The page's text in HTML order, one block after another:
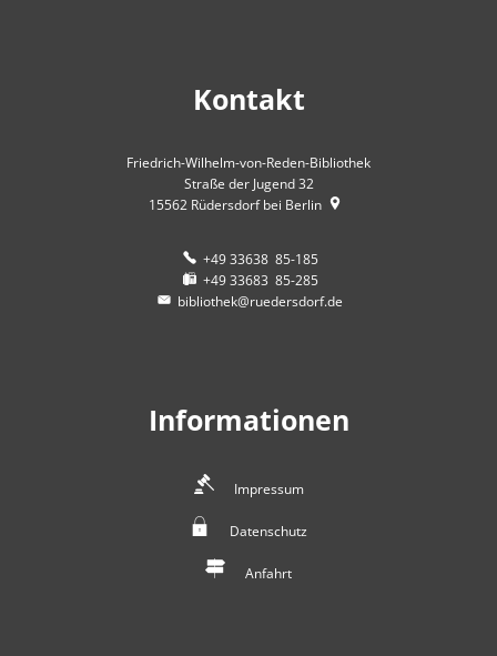
Kontakt
Friedrich-Wilhelm-von-Reden-Bibliothek
Straße der Jugend 32
15562 Rüdersdorf bei Berlin
+49 33638 85-185
+49 33683 85-285
bibliothek@ruedersdorf.de
Informationen
Impressum
Datenschutz
Anfahrt